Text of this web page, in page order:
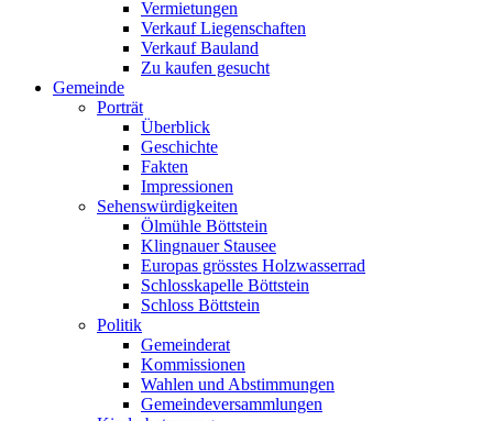
Vermietungen
Verkauf Liegenschaften
Verkauf Bauland
Zu kaufen gesucht
Gemeinde
Porträt
Überblick
Geschichte
Fakten
Impressionen
Sehenswürdigkeiten
Ölmühle Böttstein
Klingnauer Stausee
Europas grösstes Holzwasserrad
Schlosskapelle Böttstein
Schloss Böttstein
Politik
Gemeinderat
Kommissionen
Wahlen und Abstimmungen
Gemeindeversammlungen